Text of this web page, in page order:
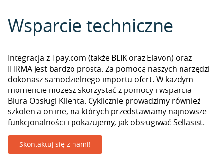
Wsparcie techniczne
Integracja z Tpay.com (także BLIK oraz Elavon) oraz
IFIRMA jest bardzo prosta. Za pomocą naszych narzędzi
dokonasz samodzielnego importu ofert. W każdym
momencie możesz skorzystać z pomocy i wsparcia
Biura Obsługi Klienta. Cyklicznie prowadzimy również
szkolenia online, na których przedstawiamy najnowsze
funkcjonalności i pokazujemy, jak obsługiwać Sellasist.
Skontaktuj się z nami!